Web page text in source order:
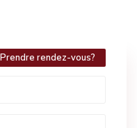
Prendre rendez-vous?